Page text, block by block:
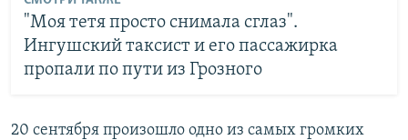
"Моя тетя просто снимала сглаз".
Ингушский таксист и его пассажирка
пропали по пути из Грозного
20 сентября произошло одно из самых громких